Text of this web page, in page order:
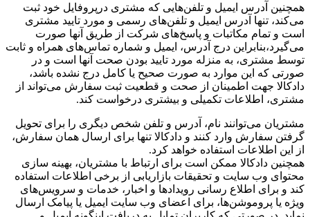
همچنین آدرس ایمیل و تلفن‌هایی که مشتری درپروفایل خود ثبت
می‌کند، تنها آدرس ایمیل و تلفن‌های رسمی و مورد تایید مشتری
است و تمام مکاتبات و پاسخ‌های شرکت از طریق آنها صورت
می‌گیرد،بنابراین درج آدرس، ایمیل و شماره تماس‌های همراه و ثابت
توسط مشتری، به منزله مورد تایید بودن صحت آنها است و در
صورتی که این موارد به صورت صحیح یا کامل درج نشده باشد،
دادکالا جهت اطمینان از صحت و قطعیت ثبت سفارش می‌تواند از
مشتری، اطلاعات تکمیلی و بیشتری درخواست کند.
مشتریان می‌توانند نام، آدرس و تلفن شخص دیگری را برای تحویل
گرفتن سفارش وارد کنند و دادکالا تنها برای ارسال همان سفارش،
از این اطلاعات استفاده خواهد کرد.
همچنین دادکالا ممکن است برای ارتباط با مشتریان، بهینه سازی
محتوای وب سایت و تحقیقات بازاریابی از برخی اطلاعات استفاده
کند و برای اطلاع رسانی رویدادها و اخبار، خدمات و سرویس‌های
ویژه یا پروموشن‌ها، برای اعضای وب سایت ایمیل یا پیامک ارسال